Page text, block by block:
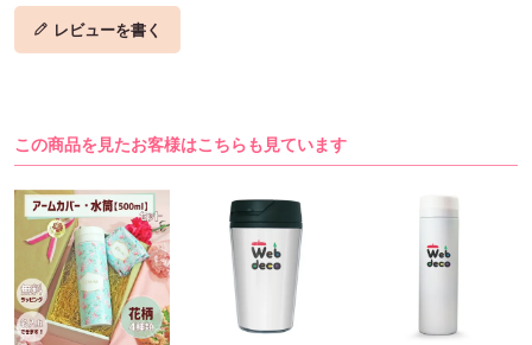
レビューを書く
この商品を見たお客様はこちらも見ています